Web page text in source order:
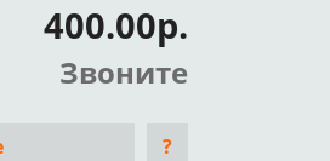
400.00р.
Звоните
?